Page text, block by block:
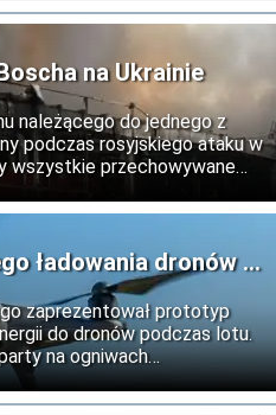
biznes optyczny oraz
na Ukrainie
należącego do jednego z
podczas rosyjskiego ataku w
wszystkie przechowywane
ładowania dronów w
zaprezentował prototyp
do dronów podczas lotu.
na ogniwach
w przyszłości wydłużyć